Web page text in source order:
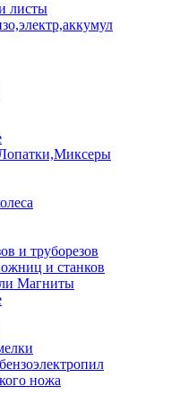
листы
и труборезов
и станков
Магниты
ножа